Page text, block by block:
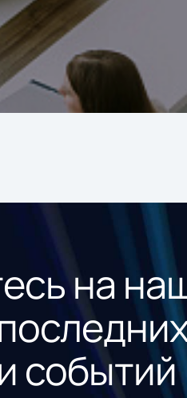
на
событий